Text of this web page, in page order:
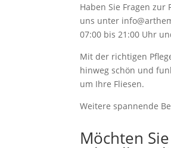
Haben Sie Fragen
uns unter
07:00 bis 21:00 Uhr
Mit der richtigen
hinweg schön und
um Ihre Fliesen.
Weitere spannende
Möchten